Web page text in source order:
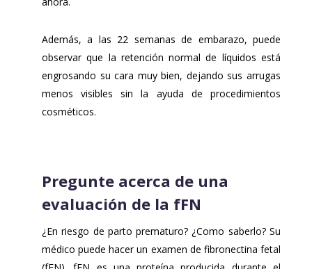
Además, a las 22 semanas de embarazo, puede
observar que la retención normal de líquidos está
engrosando su cara muy bien, dejando sus arrugas
menos visibles sin la ayuda de procedimientos
cosméticos.
Pregunte acerca de una
evaluación de la fFN
¿En riesgo de parto prematuro? ¿Como saberlo? Su
médico puede hacer un examen de fibronectina fetal